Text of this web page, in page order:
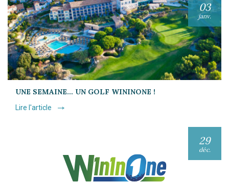
03
janv.
UNE SEMAINE… UN GOLF WININONE !
Lire l'article
29
déc.